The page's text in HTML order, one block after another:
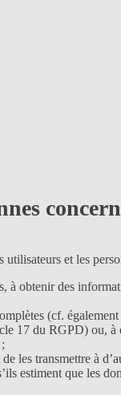
et les
obtenir des
(cf.
17 du RGPD) ou,
les transmettre à
estiment que les